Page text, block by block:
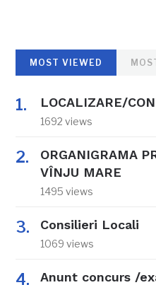
MOST VIEWED
LOCALIZARE/
1692 views
ORGANIGRAMA
VÎNJU MARE
1495 views
Consilieri Locali
1069 views
Anunt concurs /